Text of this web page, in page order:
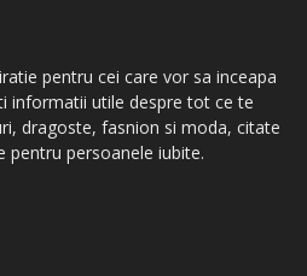
pentru cei care vor sa inceapa
informatii utile despre tot ce te
dragoste, fasnion si moda, citate
pentru persoanele iubite.